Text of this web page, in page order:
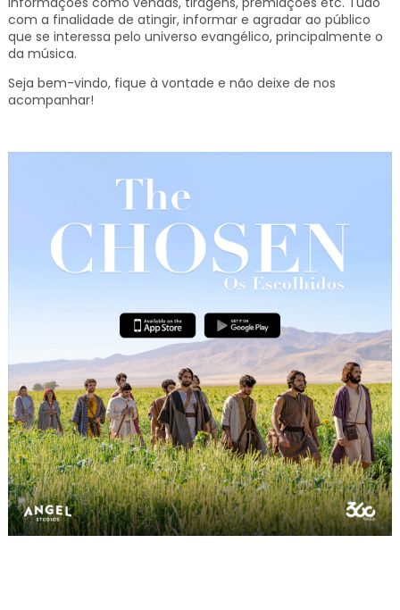
com a finalidade de atingir, informar e agradar ao público
que se interessa pelo universo evangélico, principalmente o
da música.
Seja bem-vindo, fique à vontade e não deixe de nos
acompanhar!